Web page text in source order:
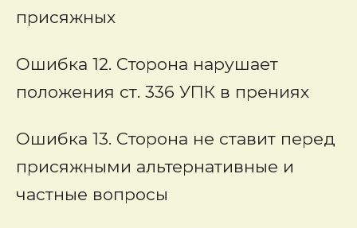
присяжных
Ошибка 12. Сторона нарушает
положения ст. 336 УПК в прениях
Ошибка 13. Сторона не ставит перед
присяжными альтернативные и
частные вопросы